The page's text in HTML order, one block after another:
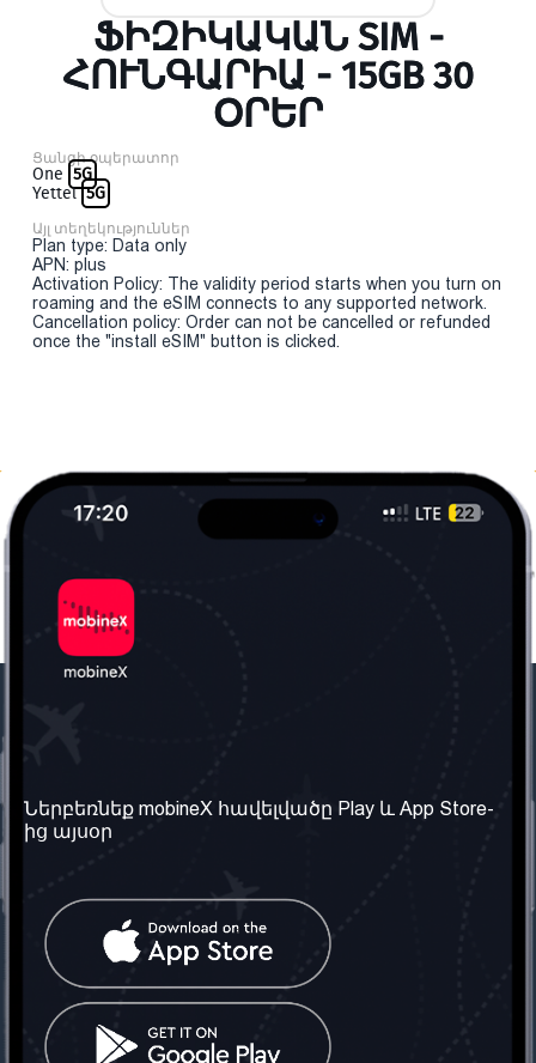
ՖԻԶԻԿԱԿԱՆ SIM -
ՀՈՒՆԳԱՐԻԱ - 15GB 30
ՕՐԵՐ
Ցանցի օպերատոր
One 5G
Yettel 5G
Այլ տեղեկություններ
Plan type: Data only
APN: plus
Activation Policy: The validity period starts when you turn on
roaming and the eSIM connects to any supported network.
Cancellation policy: Order can not be cancelled or refunded
once the "install eSIM" button is clicked.
Մեր մասին
Մեր ծառայությունները
Պայմաններ և դրույթներ
Հաճախ տրվող հարցեր
Կապ մեզ հետ
Միացյալ
Թագավորություն: Մենք
Տարածել
սոցիալական
ցանցում
Ներբեռնեք mobineX հավելվածը Play և App Store-
ից այսօր